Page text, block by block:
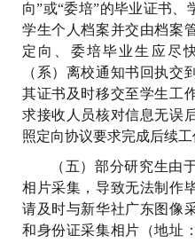
向”或“委培”的毕业证书、
学生个人档案并交由档案
定向、委培毕业生应尽
（系）离校通知书回执交
其证书及时移交至学生工
求接收人员核对信息无误
照定向协议要求完成后续工
（五）部分研究生由
相片采集，导致无法制作
请及时与新华社广东图像
和身份证采集相片（地址